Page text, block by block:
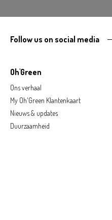
Oh'Green
Ons verhaal
My Oh'Green Klantenkaart
Nieuws & updates
Duurzaamheid
Follow us on social media